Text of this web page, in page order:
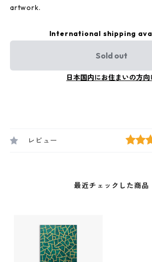
artwork.
International shipping
Sold out
日本国内にお住まいの方向
レビュー
最近チェックした商品